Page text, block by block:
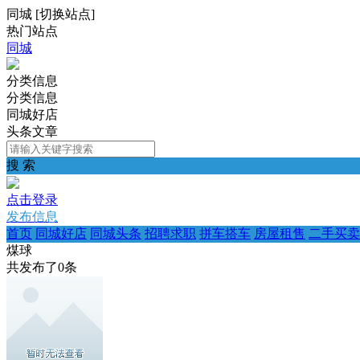
同城 [切换站点]
热门站点
同城
分类信息
分类信息
同城好店
头条文章
搜 索
点击登录
发布信息
首页 同城好店 同城头条 招聘求职 拼车搭车 房屋租售 二手买卖
煤球
共发布了0条